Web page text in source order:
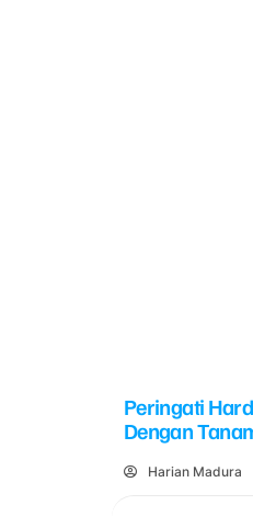
Peringati
Dengan
Harian Madura